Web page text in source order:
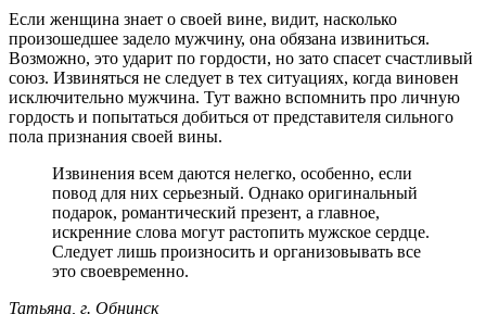
Если женщина знает о своей вине, видит, насколько
произошедшее задело мужчину, она обязана извиниться.
Возможно, это ударит по гордости, но зато спасет счастливый
союз. Извиняться не следует в тех ситуациях, когда виновен
исключительно мужчина. Тут важно вспомнить про личную
гордость и попытаться добиться от представителя сильного
пола признания своей вины.
Извинения всем даются нелегко, особенно, если
повод для них серьезный. Однако оригинальный
подарок, романтический презент, а главное,
искренние слова могут растопить мужское сердце.
Следует лишь произносить и организовывать все
это своевременно.
Татьяна, г. Обнинск